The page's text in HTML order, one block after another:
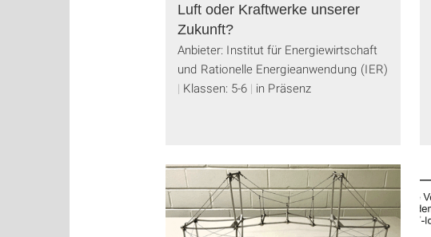
Luft oder Kraftwerke unserer
Zukunft?
Anbieter: Institut für Energiewirtschaft
und Rationelle Energieanwendung (IER)
Klassen: 5-6 in Präsenz